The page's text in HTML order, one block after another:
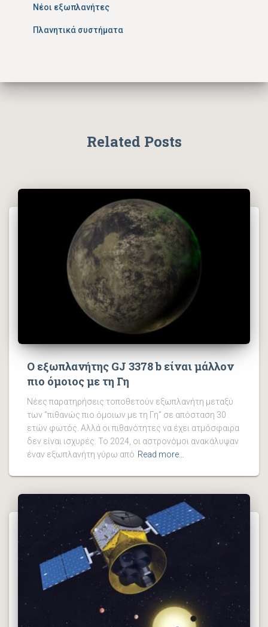
Νέοι εξωπλανήτες
Πλανητικά συστήματα
Related Posts
Ο εξωπλανήτης GJ 3378 b είναι μάλλον
πιο όμοιος με τη Γη
Νέες παρατηρήσεις τοποθετούν εξωπλανήτη μεταξύ
των “πιθανώς πιο όμοιων με τη Γη” σε απόσταση 30
ετών φωτός. Αλλά οι πιθανότητες να έχει ατμόσφαιρα
δεν είναι ισχυρές. Το 2024, οι αστρονόμοι ανακάλυψαν
έναν εξωπλανήτη γύρω από Read more…